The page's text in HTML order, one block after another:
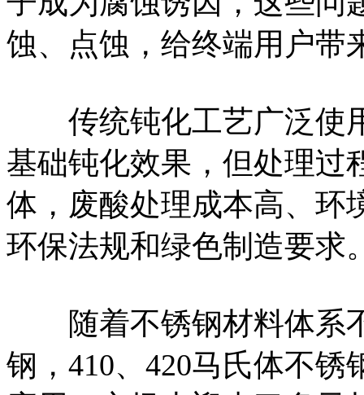
蚀、点蚀，给终端用户带
传统钝化工艺广泛使
基础钝化效果，但处理过
体，废酸处理成本高、环
环保法规和绿色制造要求
随着不锈钢材料体系不
钢，410、420马氏体不